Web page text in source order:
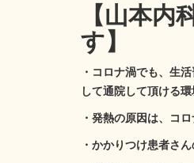
【山本
す】
・コロナ渦でも、生
して通院して頂ける環
・発熱の原因は、コ
・かかりつけ患者さ